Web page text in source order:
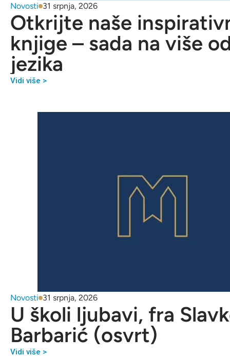
Novosti 31 srpnja, 2026
Otkrijte naše
knjige – sada na više
jezika
Vidi više >
Novosti 31 srpnja, 2026
U školi ljubavi, fra
Barbarić (osvrt)
Vidi više >